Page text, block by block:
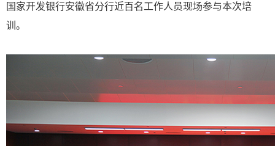
国家开发银行安徽省分行近百名工作人员现场参与本次培
训。